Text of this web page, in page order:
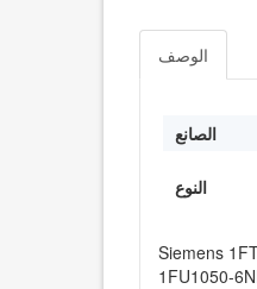
الوصف
الصانع
النوع
Siemens
1FU1050-